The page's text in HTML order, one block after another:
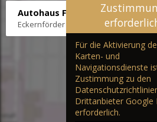
Autohaus Fräter
Eckernförder Str. /Klausbrooker Weg
Für die Aktivierung
Karten- und
Navigationsdienste
Zustimmung zu den
Drittanbieter Google
erforderlich.